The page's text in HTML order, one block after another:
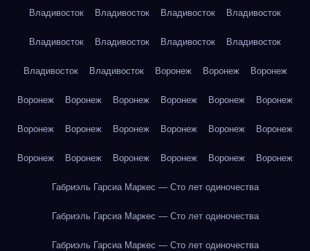
Владивосток Владивосток Владивосток Владивосток
Владивосток Владивосток Владивосток Владивосток
Владивосток Владивосток Воронеж Воронеж Воронеж
Воронеж Воронеж Воронеж Воронеж Воронеж Воронеж
Воронеж Воронеж Воронеж Воронеж Воронеж Воронеж
Воронеж Воронеж Воронеж Воронеж Воронеж Воронеж
Габриэль Гарсиа Маркес — Сто лет одиночества
Габриэль Гарсиа Маркес — Сто лет одиночества
Габриэль Гарсиа Маркес — Сто лет одиночества